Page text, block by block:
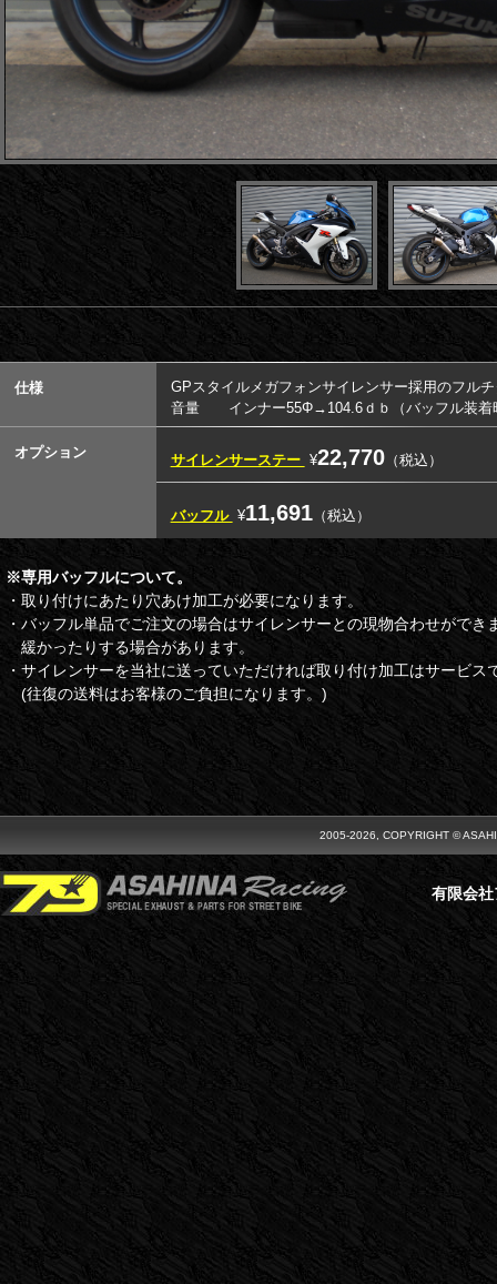
仕様
GPスタイルメガフォンサイレンサー採用のフル
音量 インナー55Φ→104.6ｄｂ（バッフル装着
オプション サイレンサーステー ¥22,770（税込）
バッフル ¥11,691（税込）
※専用バッフルについて。
・取り付けにあたり穴あけ加工が必要になります。
・バッフル単品でご注文の場合はサイレンサーとの現物合わせがで
緩かったりする場合があります。
・サイレンサーを当社に送っていただければ取り付け加工はサービス
(往復の送料はお客様のご負担になります。)
2005-2026, COPYRIGHT ©
有限会